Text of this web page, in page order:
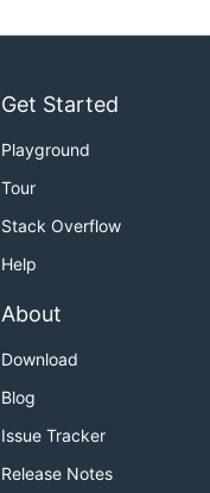
Get Started
Playground
Tour
Stack Overflow
Help
About
Download
Blog
Issue Tracker
Release Notes